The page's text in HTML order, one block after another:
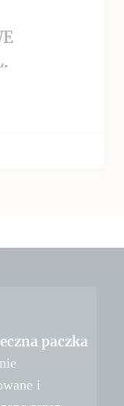
paczka
i